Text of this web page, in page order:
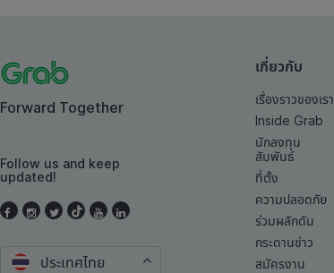
Forward Together
Follow us and keep
updated!
ประเทศไทย
เกี่ยวกับ
เรื่องราวของเรา
Inside Grab
นักลงทุน
สัมพันธ์
ที่ตั้ง
ความปลอดภัย
ร่วมผลักดัน
กระดานข่าว
สมัครงาน